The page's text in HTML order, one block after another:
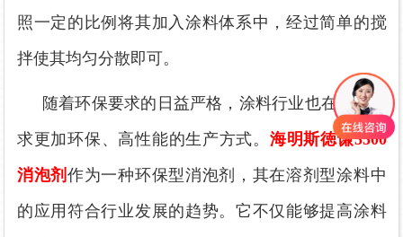
照一定的比例将其加入涂料体系中，经过简单的搅
拌使其均匀分散即可。
随着环保要求的日益严格，涂料行业也在不断寻
求更加环保、高性能的生产方式。 海明斯徳谦5500
消泡剂作为一种环保型消泡剂，其在溶剂型涂料中
的应用符合行业发展的趋势。它不仅能够提高涂料